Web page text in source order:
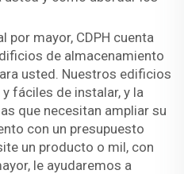
por mayor, CDPH cuenta
de almacenamiento
usted. Nuestros edificios
fáciles de instalar, y la
que necesitan ampliar su
con un presupuesto
un producto o mil, con
le ayudaremos a